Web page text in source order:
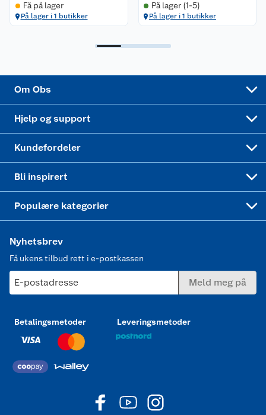
Få på lager
På lager i 1 butikker
På lager (1-5)
På lager i 1 butikker
Om Obs
Hjelp og support
Kjøpsvilkår
Kundefordeler
Klikk og hent
Bli inspirert
Festdrakter til hele familien
Populære kategorier
Hagemøbler og utemøbler
Nyhetsbrev
Få ukens tilbud rett i e-postkassen
E-postadresse Meld meg på
Betalingsmetoder Leveringsmetoder